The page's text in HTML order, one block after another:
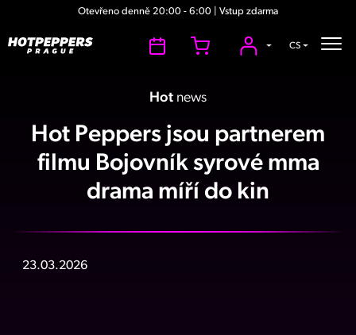
CS
Otevřeno denně 20:00 - 6:00 | Vstup zdarma
Hot news
Hot Peppers jsou partnerem
filmu Bojovník syrové mma
drama míří do kin
23.03.2026